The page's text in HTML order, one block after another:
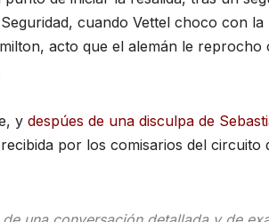
cuando Vettel choco con
acto que el alemán le
y despúes de una disculpa de
por los comisarios del circuito